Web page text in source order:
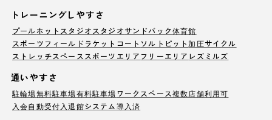
トレーニングしやすさ
プールホットスタジオ スタジオサンドバック体育館
スポーツフィールド ラケットコート ソルトピット加圧サイクル
ストレッチスペース スポーツエリア フリーエリア レズミルズ
通いやすさ
駐輪場無料駐車場有料駐車場ワークスペース複数店舗利用可
入会自動受付 入退館システム導入済